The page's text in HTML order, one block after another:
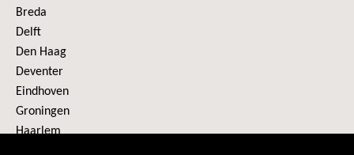
Breda
Delft
Den Haag
Deventer
Eindhoven
Groningen
Haarlem